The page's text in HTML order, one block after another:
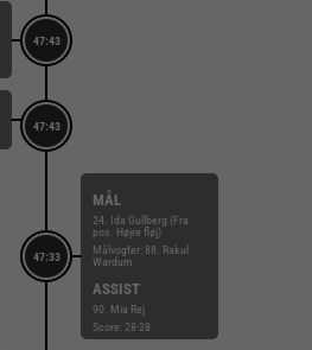
47:43
47:43
47:33
MÅL
24. Ida Gullberg (Fra
pos. Højre fløj)
Målvogter: 88. Rakul
Wardum
ASSIST
90. Mia Rej
Score: 28-28